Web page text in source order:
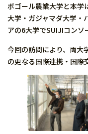
ボゴール農業大学と本学
大学・ガジャマダ大学・
アの6大学でSUIJIコンソ
今回の訪問により、両大
の更なる国際連携・国際